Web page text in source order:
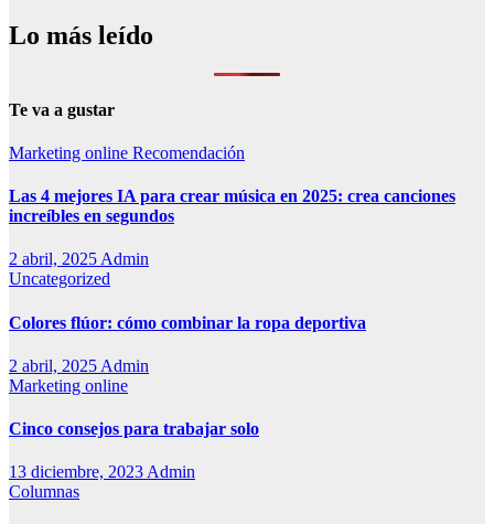
Lo más leído
Te va a gustar
Marketing online Recomendación
Las 4 mejores IA para crear música en 2025: crea canciones
increíbles en segundos
2 abril, 2025Admin
Uncategorized
Colores flúor: cómo combinar la ropa deportiva
2 abril, 2025 Admin
Marketing online
Cinco consejos para trabajar solo
13 diciembre, 2023Admin
Columnas